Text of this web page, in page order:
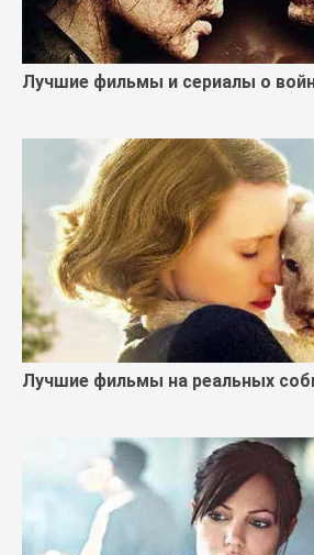
Лучшие фильмы и сериалы о
Лучшие фильмы на реальных